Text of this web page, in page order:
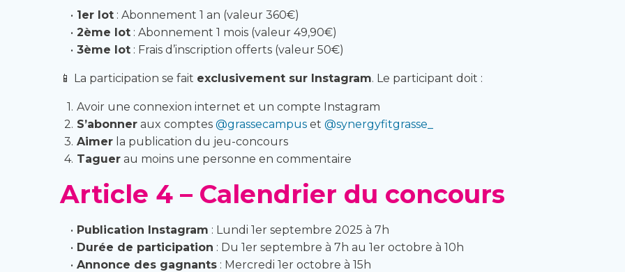
1er lot: Abonnement 1 an (valeur 360€)
2ème lot: Abonnement 1 mois (valeur 49,90€)
3ème lot: Frais d’inscription offerts (valeur 50€)
📱 La participation se fait exclusivement sur Instagram. Le participant doit :
Avoir une connexion internet et un compte Instagram
S’abonneraux comptes @grassecampuset @synergyfitgrasse_
Aimerla publication du jeu-concours
Taguerau moins une personne en commentaire
Article 4 – Calendrier du concours
Publication Instagram : Lundi 1er septembre 2025 à 7h
Durée de participation : Du 1er septembre à 7h au 1er octobre à 10h
Annonce des gagnants: Mercredi 1er octobre à 15h